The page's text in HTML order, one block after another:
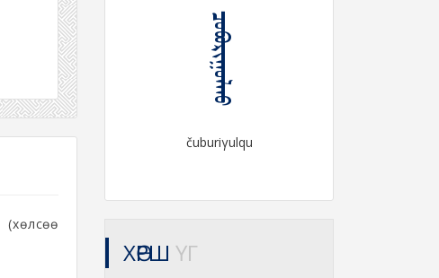
(хөлсөө
ᠴᠤᠪᠤᠷᠢᠭᠤᠯᠬᠤ
čuburiγulqu
ХӨРШ ҮГ